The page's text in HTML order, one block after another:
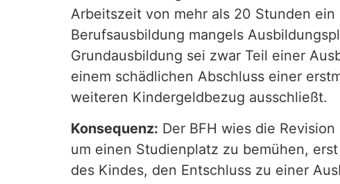
Arbeitszeit von mehr als 20 Stunden
Berufsausbildung mangels
Grundausbildung sei zwar Teil einer
einem schädlichen Abschluss einer
weiteren Kindergeldbezug ausschließt.
Konsequenz: Der BFH wies die
um einen Studienplatz zu bemühen,
des Kindes, den Entschluss zu einer